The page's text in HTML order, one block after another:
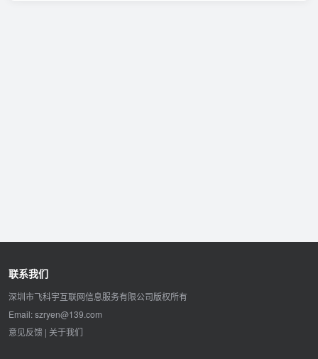
联系我们
深圳市飞科宇互联网信息服务有限公司版权所有
Email: szryen@139.com
意见反馈 | 关于我们